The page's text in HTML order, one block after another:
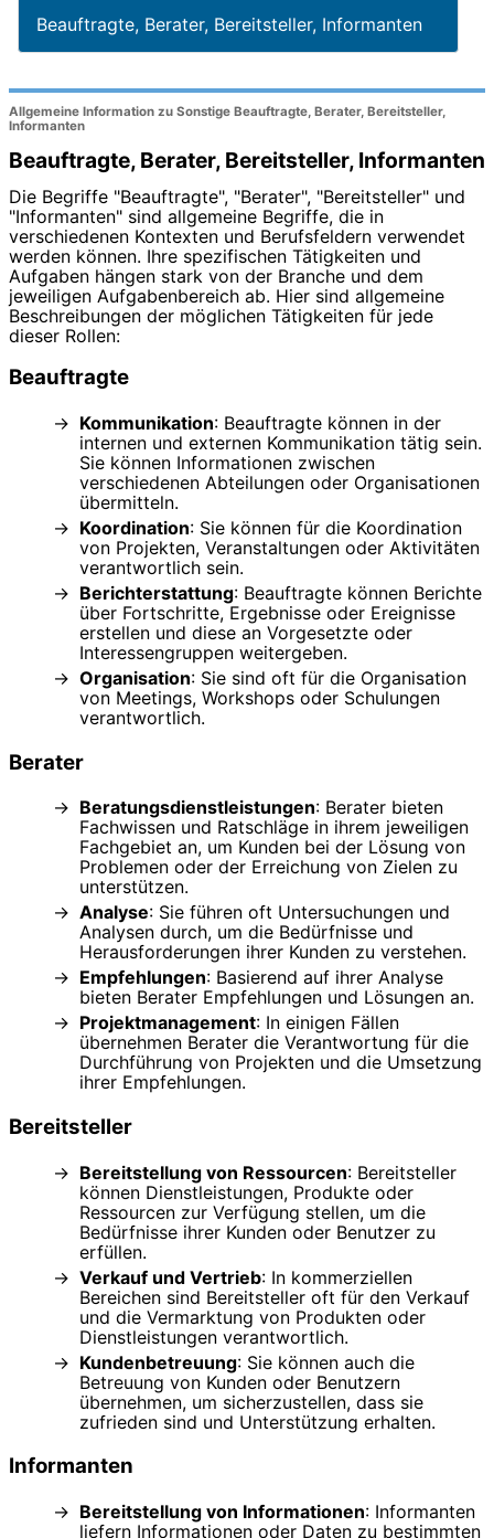
Beauftragte, Berater, Bereitsteller, Informanten
Allgemeine Information zu Sonstige Beauftragte, Berater, Bereitsteller,
Informanten
Beauftragte, Berater, Bereitsteller, Informanten
Die Begriffe "Beauftragte", "Berater", "Bereitsteller" und
"Informanten" sind allgemeine Begriffe, die in
verschiedenen Kontexten und Berufsfeldern verwendet
werden können. Ihre spezifischen Tätigkeiten und
Aufgaben hängen stark von der Branche und dem
jeweiligen Aufgabenbereich ab. Hier sind allgemeine
Beschreibungen der möglichen Tätigkeiten für jede
dieser Rollen:
Beauftragte
Kommunikation: Beauftragte können in der
internen und externen Kommunikation tätig sein.
Sie können Informationen zwischen
verschiedenen Abteilungen oder Organisationen
übermitteln.
Koordination: Sie können für die Koordination
von Projekten, Veranstaltungen oder Aktivitäten
verantwortlich sein.
Berichterstattung: Beauftragte können Berichte
über Fortschritte, Ergebnisse oder Ereignisse
erstellen und diese an Vorgesetzte oder
Interessengruppen weitergeben.
Organisation: Sie sind oft für die Organisation
von Meetings, Workshops oder Schulungen
verantwortlich.
Berater
Beratungsdienstleistungen: Berater bieten
Fachwissen und Ratschläge in ihrem jeweiligen
Fachgebiet an, um Kunden bei der Lösung von
Problemen oder der Erreichung von Zielen zu
unterstützen.
Analyse: Sie führen oft Untersuchungen und
Analysen durch, um die Bedürfnisse und
Herausforderungen ihrer Kunden zu verstehen.
Empfehlungen: Basierend auf ihrer Analyse
bieten Berater Empfehlungen und Lösungen an.
Projektmanagement: In einigen Fällen
übernehmen Berater die Verantwortung für die
Durchführung von Projekten und die Umsetzung
ihrer Empfehlungen.
Bereitsteller
Bereitstellung von Ressourcen: Bereitsteller
können Dienstleistungen, Produkte oder
Ressourcen zur Verfügung stellen, um die
Bedürfnisse ihrer Kunden oder Benutzer zu
erfüllen.
Verkauf und Vertrieb: In kommerziellen
Bereichen sind Bereitsteller oft für den Verkauf
und die Vermarktung von Produkten oder
Dienstleistungen verantwortlich.
Kundenbetreuung: Sie können auch die
Betreuung von Kunden oder Benutzern
übernehmen, um sicherzustellen, dass sie
zufrieden sind und Unterstützung erhalten.
Informanten
Bereitstellung von Informationen: Informanten
liefern Informationen oder Daten zu bestimmten